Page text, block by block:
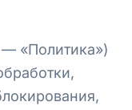
«Политика»)